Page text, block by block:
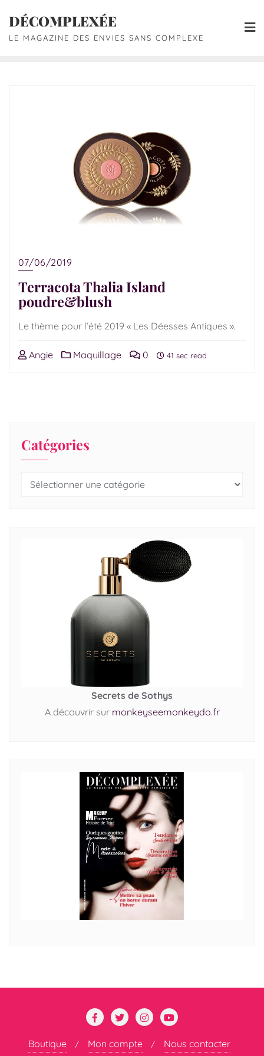
DÉCOMPLEXÉE
LE MAGAZINE DES ENVIES SANS COMPLEXE
07/06/2019
Terracota Thalia Island
poudre&blush
Le thème pour l’été 2019 « Les Déesses Antiques ».
Angie Maquillage 0 41 sec read
Catégories
Secrets de Sothys
A découvrir sur monkeyseemonkeydo.fr
Boutique Mon compte
Nous contacter